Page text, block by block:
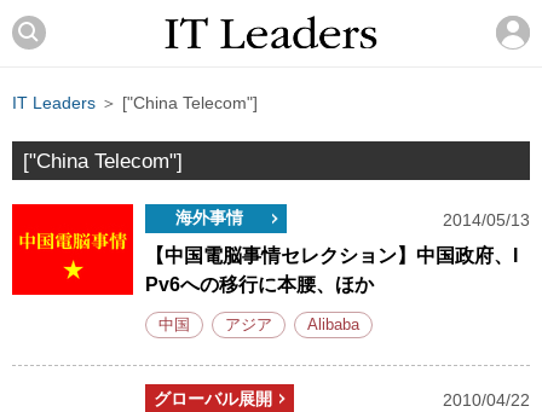
IT Leaders ＞ ["China Telecom"]
["China Telecom"]
海外事情 2014/05/13
【中国電脳事情セレクション】中国政府、I
Pv6への移行に本腰、ほか
中国 アジア Alibaba
グローバル展開 2010/04/22